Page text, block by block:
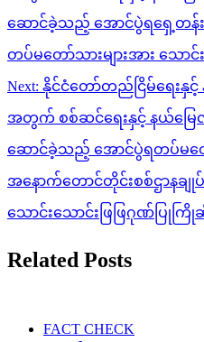
ဆောင်ခဲ့သည့် အောင်ပွဲရရှေ့တန်းပ
တပ်မတော်သားများအား သော
Next: နိုင်ငံတော်တည်ငြိမ်ရေးနှင့်
အတွက် စစ်ဆင်ရေးနှင့် နယ်မြေ
ဆောင်ခဲ့သည့် အောင်ပွဲရတပ်မတေ
အနောက်တောင်တိုင်းစစ်ဌာနချု
သောင်းသောင်းဖြဖြဂုဏ်ပြုကြို
Related Posts
FACT CHECK